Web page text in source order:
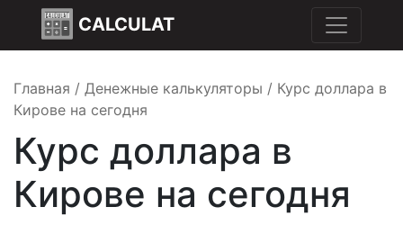
CALCULAT
Главная / Денежные калькуляторы / Курс доллара в
Кирове на сегодня
Курс доллара в
Кирове на сегодня